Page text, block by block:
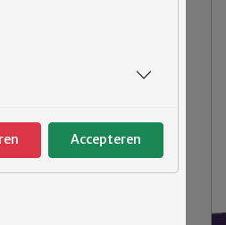
Accepteren